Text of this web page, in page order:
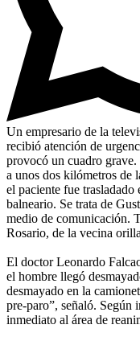
Un empresario de la
recibió atención de
provocó un cuadro
a unos dos kilómetros de
el paciente fue trasladado
balneario. Se trata de
medio de comunicación.
Rosario, de la vecina
El doctor Leonardo
el hombre llegó
desmayado en la
pre-paro”, señaló.
inmediato al área de